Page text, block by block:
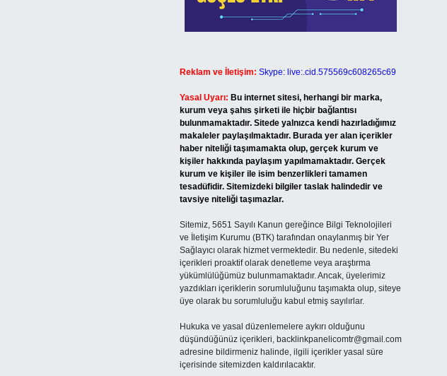
Reklam ve İletişim: Skype: live:.cid.575569c608265c69
Yasal Uyarı: Bu internet sitesi, herhangi bir marka,
kurum veya şahıs şirketi ile hiçbir bağlantısı
bulunmamaktadır. Sitede yalnızca kendi hazırladığımız
makaleler paylaşılmaktadır. Burada yer alan içerikler
haber niteliği taşımamakta olup, gerçek kurum ve
kişiler hakkında paylaşım yapılmamaktadır. Gerçek
kurum ve kişiler ile isim benzerlikleri tamamen
tesadüfidir. Sitemizdeki bilgiler taslak halindedir ve
tavsiye niteliği taşımazlar.
Sitemiz, 5651 Sayılı Kanun gereğince Bilgi Teknolojileri
ve İletişim Kurumu (BTK) tarafından onaylanmış bir Yer
Sağlayıcı olarak hizmet vermektedir. Bu nedenle, sitedeki
içerikleri proaktif olarak denetleme veya araştırma
yükümlülüğümüz bulunmamaktadır. Ancak, üyelerimiz
yazdıkları içeriklerin sorumluluğunu taşımakta olup, siteye
üye olarak bu sorumluluğu kabul etmiş sayılırlar.
Hukuka ve yasal düzenlemelere aykırı olduğunu
düşündüğünüz içerikleri, backlinkpanelicomtr@gmail.com
adresine bildirmeniz halinde, ilgili içerikler yasal süre
içerisinde sitemizden kaldırılacaktır.